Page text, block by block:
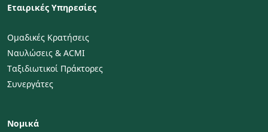
Εταιρικές Υπηρεσίες
Ομαδικές Κρατήσεις
Ναυλώσεις & ACMI
Ταξιδιωτικοί Πράκτορες
Συνεργάτες
Νομικά